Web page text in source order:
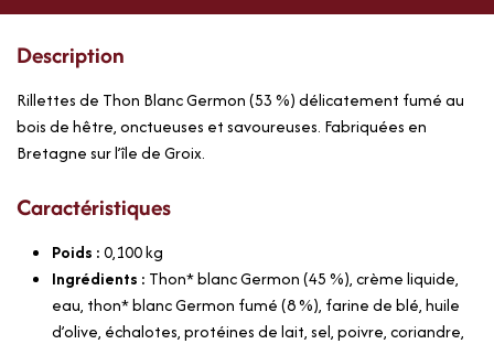
Description
Rillettes de Thon Blanc Germon (53 %) délicatement fumé au
bois de hêtre, onctueuses et savoureuses. Fabriquées en
Bretagne sur l’île de Groix.
Caractéristiques
Poids :0,100kg
Ingrédients : Thon* blanc Germon (45 %), crème liquide,
eau, thon* blanc Germon fumé (8 %), farine de blé, huile
d’olive, échalotes, protéines de lait, sel, poivre, coriandre,